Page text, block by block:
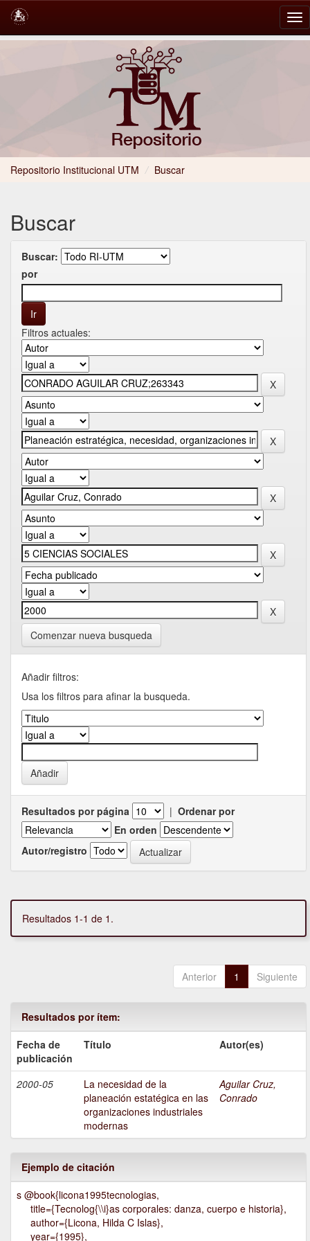
Repositorio Institucional UTM / Buscar
Buscar
Buscar:
por
Filtros actuales:
Comenzar nueva busqueda
Añadir filtros:
Usa los filtros para afinar la busqueda.
Resultados por página | Ordenar por
En orden
Autor/registro
Resultados 1-1 de 1.
Anterior 1 Siguiente
Resultados por ítem:
Fecha de
publicación
Título Autor(es)
2000-05
La necesidad de la
planeación estatégica en las
organizaciones industriales
modernas
Aguilar Cruz,
Conrado
Ejemplo de citación
s @book{licona1995tecnologias,
title={Tecnolog{\\i}as corporales: danza, cuerpo e historia},
author={Licona, Hilda C Islas},
year={1995},